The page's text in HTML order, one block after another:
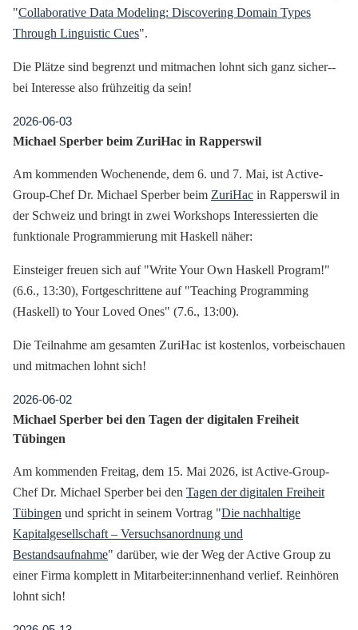
"Collaborative Data Modeling: Discovering Domain Types
Through Linguistic Cues".
Die Plätze sind begrenzt und mitmachen lohnt sich ganz sicher--
bei Interesse also frühzeitig da sein!
2026-06-03
Michael Sperber beim ZuriHac in Rapperswil
Am kommenden Wochenende, dem 6. und 7. Mai, ist Active-
Group-Chef Dr. Michael Sperber beim ZuriHac in Rapperswil in
der Schweiz und bringt in zwei Workshops Interessierten die
funktionale Programmierung mit Haskell näher:
Einsteiger freuen sich auf "Write Your Own Haskell Program!"
(6.6., 13:30), Fortgeschrittene auf "Teaching Programming
(Haskell) to Your Loved Ones" (7.6., 13:00).
Die Teilnahme am gesamten ZuriHac ist kostenlos, vorbeischauen
und mitmachen lohnt sich!
2026-06-02
Michael Sperber bei den Tagen der digitalen Freiheit
Tübingen
Am kommenden Freitag, dem 15. Mai 2026, ist Active-Group-
Chef Dr. Michael Sperber bei den Tagen der digitalen Freiheit
Tübingen und spricht in seinem Vortrag "Die nachhaltige
Kapitalgesellschaft – Versuchsanordnung und
Bestandsaufnahme" darüber, wie der Weg der Active Group zu
einer Firma komplett in Mitarbeiter:innenhand verlief. Reinhören
lohnt sich!